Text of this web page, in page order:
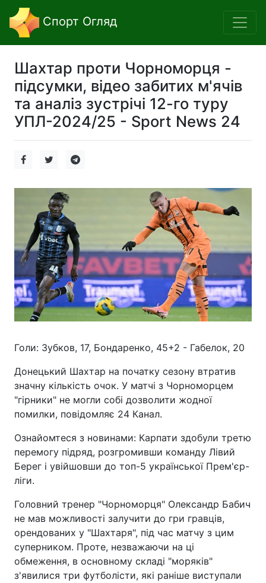
Спорт Огляд
Шахтар проти Чорноморця -
підсумки, відео забитих м'ячів
та аналіз зустрічі 12-го туру
УПЛ-2024/25 - Sport News 24
Голи: Зубков, 17, Бондаренко, 45+2 - Габелок, 20
Донецький Шахтар на початку сезону втратив
значну кількість очок. У матчі з Чорноморцем
"гірники" не могли собі дозволити жодної
помилки, повідомляє 24 Канал.
Ознайомтеся з новинами: Карпати здобули третю
перемогу підряд, розгромивши команду Лівий
Берег і увійшовши до топ-5 української Прем'єр-
ліги.
Головний тренер "Чорноморця" Олександр Бабич
не мав можливості залучити до гри гравців,
орендованих у "Шахтаря", під час матчу з цим
суперником. Проте, незважаючи на ці
обмеження, в основному складі "моряків"
з'явилися три футболісти, які раніше виступали